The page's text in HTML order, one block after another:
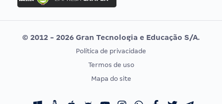
Concurso MPU
Editais publicados
Vunesp
CONCURSOS POR PROFISSÃO
Concursos Fiscais
EXAME DE ORDEM
Calendário OAB
© 2012 - 2026 Gran Tecnologia e Educação S/A.
Política de privacidade
Termos de uso
Mapa do site